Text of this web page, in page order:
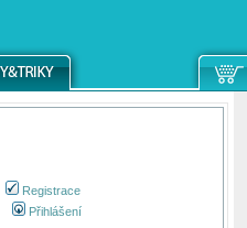
Registrace
Přihlášení